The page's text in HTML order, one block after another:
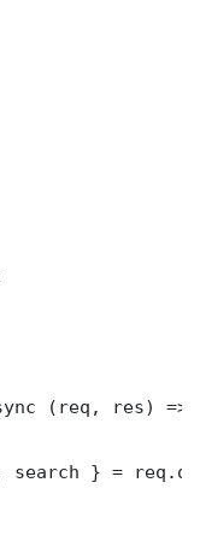
(req, res) =>
} =